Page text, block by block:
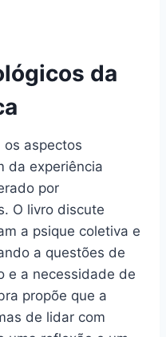
da
aspectos
da experiência
por
O livro discute
a psique coletiva e
a questões de
e a necessidade de
propõe que a
de lidar com